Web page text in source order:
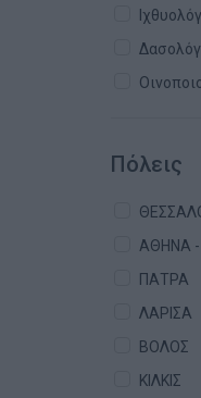
Πόλεις
ΑΘΗΝΑ -
ΠΑΤΡΑ
ΛΑΡΙΣΑ
ΒΟΛΟΣ
ΚΙΛΚΙΣ